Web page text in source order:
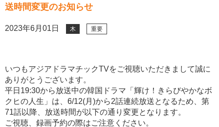
送時間変更のお知らせ
2023年6月01日 木 重要
いつもアジアドラマチックTVをご視聴いただきまして誠に
ありがとうございます。
平日19:30から放送中の韓国ドラマ「輝け！きらびやかなボ
クヒの人生」は、6/12(月)から2話連続放送となるため、第
71話以降、放送時間が以下の通り変更となります。
ご視聴、録画予約の際はご注意ください。